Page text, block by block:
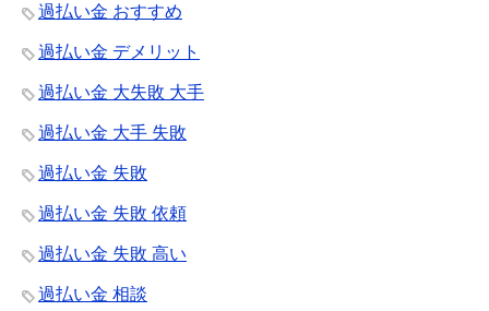
過払い金 おすすめ
過払い金 デメリット
過払い金 大失敗 大手
過払い金 大手 失敗
過払い金 失敗
過払い金 失敗 依頼
過払い金 失敗 高い
過払い金 相談